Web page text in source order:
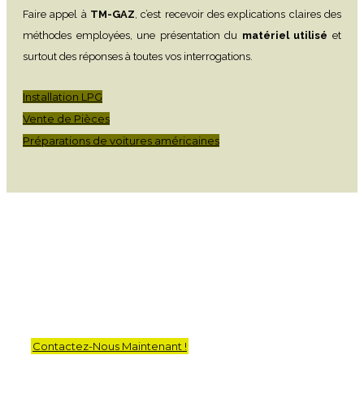
Faire appel à TM-GAZ, c’est recevoir des explications claires des
méthodes employées, une présentation du matériel utilisé et
surtout des réponses à toutes vos interrogations.
Installation LPG
Vente de Pièces
Préparations de voitures américaines
Contactez-Nous Maintenant !